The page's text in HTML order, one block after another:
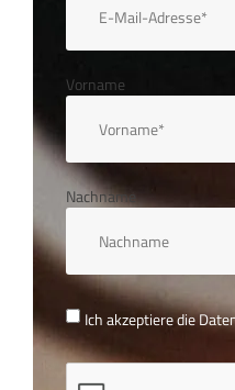
Vorname
Nachname
Ich akzeptiere die